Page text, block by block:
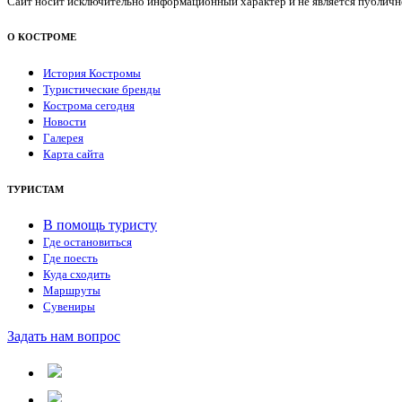
О КОСТРОМЕ
История Костромы
Туристические бренды
Кострома сегодня
Новости
Галерея
Карта сайта
ТУРИСТАМ
В помощь туристу
Где остановиться
Где поесть
Куда сходить
Маршруты
Сувениры
Задать нам вопрос